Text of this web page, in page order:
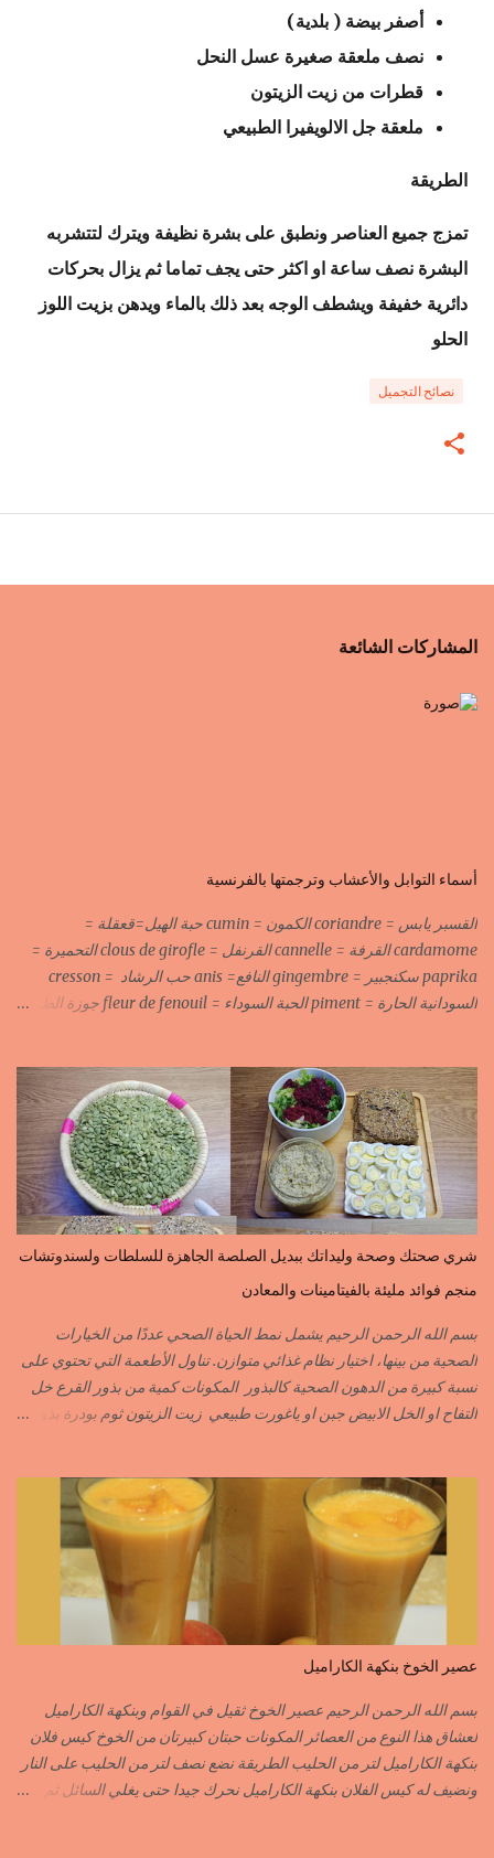
أصفر بيضة ( بلدية)
نصف ملعقة صغيرة عسل النحل
قطرات من زيت الزيتون
ملعقة جل الالويفيرا الطبيعي
الطريقة
تمزج جميع العناصر ونطبق على بشرة نظيفة ويترك لتتشربه
البشرة نصف ساعة او اكثر حتى يجف تماما ثم يزال بحركات
دائرية خفيفة ويشطف الوجه بعد ذلك بالماء ويدهن بزيت اللوز
الحلو
نصائح التجميل
المشاركات الشائعة
أسماء التوابل والأعشاب وترجمتها بالفرنسية
القسبر يابس = coriandre الكمون = cumin حبة الهيل=قعقلة =
cardamome القرفة = cannelle القرنفل = clous de girofle التحميرة =
paprika سكنجبير = gingembre النافع= anis حب الرشاد = cresson
السودانية الحارة = piment الحبة السوداء = fleur de fenouil جوزة الطيب
=nigelle اليبزار الأبيض=poivre blonc الخرقوم =safran des
indes=curcuma اليبزار الأسود=poivre noir زعفران=safran
جنجلان=grains de sésame الكبابة=cubèbe=piment de jamaique
بسيبيسة=macis الكوزة الصحراوية=maniguette عرق السوس=reglisse
لسان الطير=fruit de frène النافع نجيمات=badiane ظهر فلفل=poivre
long الفلفلة الحلوة……………PIMENT DOUX الفلفلة الحارة……………
PIMENT PIQUANT,FORT. سكين جبير……………….GINGEMBRE
القرفة……………………..CANNELLE الكمون…………………….CUMIN الفلفلة
الابزار………………………POIVRE راس الحانوت …………. RASS EL HANOUT
C’EST L ...
شري صحتك وصحة وليداتك ببديل الصلصة الجاهزة للسلطات ولسندوتشات
منجم فوائد مليئة بالفيتامينات والمعادن
بسم الله الرحمن الرحيم يشمل نمط الحياة الصحي عددًا من الخيارات
الصحية من بينها، اختيار نظام غذائي متوازن. تناول الأطعمة التي تحتوي على
نسبة كبيرة من الدهون الصحية كالبذور المكونات كمية من بذور القرع خل
التفاح او الخل الابيض جبن او ياغورت طبيعي زيت الزيتون ثوم بودرة بذور
si=EjD0K3Lgs58txUgM
عصير الخوخ بنكهة الكاراميل
بسم الله الرحمن الرحيم عصير الخوخ ثقيل في القوام وبنكهة الكاراميل
لعشاق هذا النوع من العصائر المكونات حبتان كبيرتان من الخوخ كيس فلان
بنكهة الكاراميل لتر من الحليب الطريقة نضع نصف لتر من الحليب على النار
ونضيف له كيس الفلان بنكهة الكاراميل نحرك جيدا حتى يغلي السائل ثم